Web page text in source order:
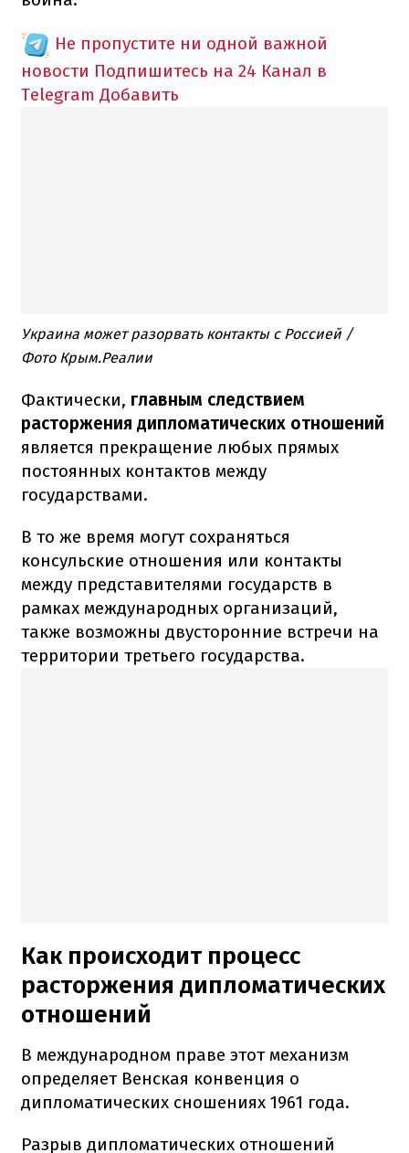
Не пропустите ни одной важной
новости Подпишитесь на 24 Канал в
Telegram Добавить
Украина может разорвать контакты с Россией /
Фото Крым.Реалии
Фактически, главным следствием
расторжения дипломатических отношений
является прекращение любых прямых
постоянных контактов между
государствами.
В то же время могут сохраняться
консульские отношения или контакты
между представителями государств в
рамках международных организаций,
также возможны двусторонние встречи на
территории третьего государства.
Как происходит процесс
расторжения дипломатических
отношений
В международном праве этот механизм
определяет Венская конвенция о
дипломатических сношениях 1961 года.
Разрыв дипломатических отношений